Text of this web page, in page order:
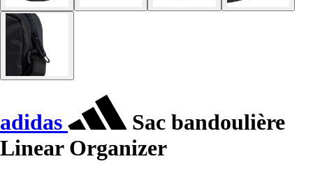
adidas
Sac bandoulière
Linear Organizer